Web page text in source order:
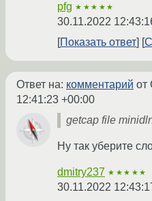
pfg ★★★★★
30.11.2022
Показать ответ
Ответ на: комментарий от
12:41:23 +00:00
getcap file
Ну так уберите
dmitry237 ★★★★★
30.11.2022